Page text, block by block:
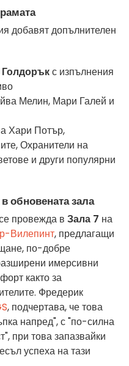
добавят допълнителен
с изпълнения
Мелин, Мари Галей и
Хари Потър,
Охранители на
и други популярни
обновената зала
провежда в Зала 7 на
Вилепинт, предлагащи
по-добре
имерсивни
както за
Фредерик
, подчертава, че това
напред", с "по-силна
при това запазвайки
успеха на тази